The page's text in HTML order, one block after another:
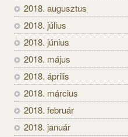
2018. augusztus
2018. július
2018. június
2018. május
2018. április
2018. március
2018. február
2018. január